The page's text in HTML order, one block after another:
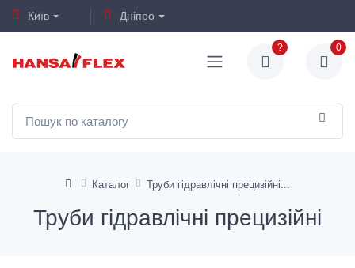
Київ Дніпро
? 0
Каталог Труби гідравлічні прецизійні
Труби гідравлічні прецизійні